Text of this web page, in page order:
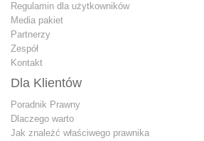
Regulamin dla użytkowników
Media pakiet
Partnerzy
Zespół
Kontakt
Dla Klientów
Poradnik Prawny
Dlaczego warto
Jak znależć właściwego prawnika